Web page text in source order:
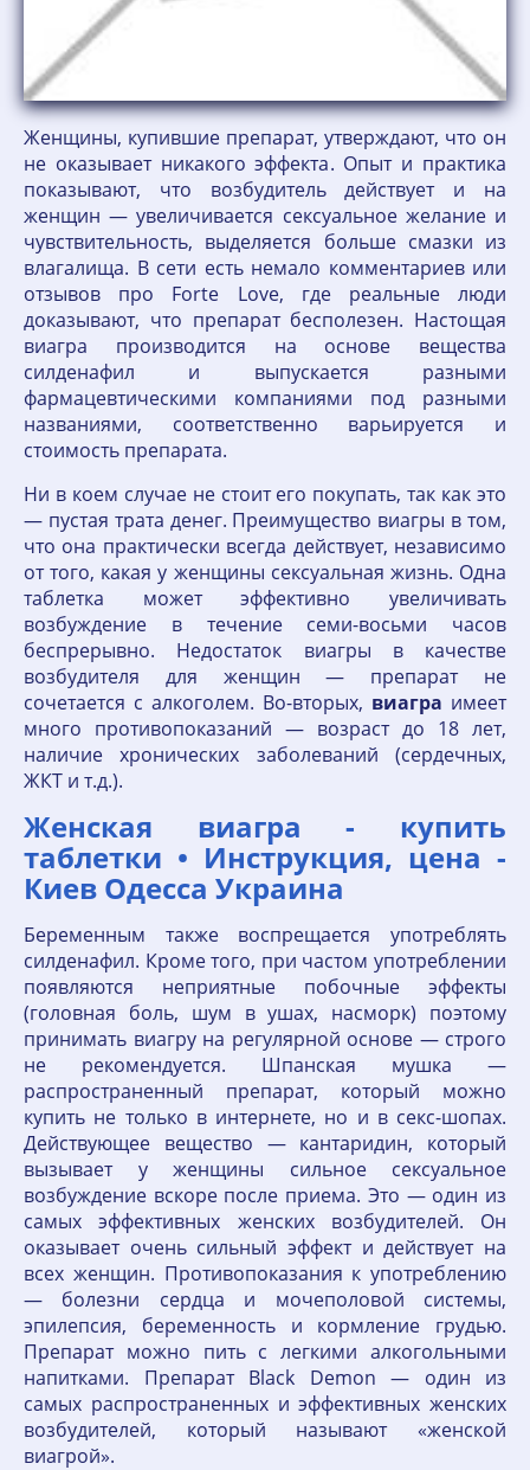
Женщины, купившие препарат, утверждают, что он
не оказывает никакого эффекта. Опыт и практика
показывают, что возбудитель действует и на
женщин — увеличивается сексуальное желание и
чувствительность, выделяется больше смазки из
влагалища. В сети есть немало комментариев или
отзывов про Forte Love, где реальные люди
доказывают, что препарат бесполезен. Настощая
виагра производится на основе вещества
силденафил и выпускается разными
фармацевтическими компаниями под разными
названиями, соответственно варьируется и
стоимость препарата.
Ни в коем случае не стоит его покупать, так как это
— пустая трата денег. Преимущество виагры в том,
что она практически всегда действует, независимо
от того, какая у женщины сексуальная жизнь. Одна
таблетка может эффективно увеличивать
возбуждение в течение семи-восьми часов
беспрерывно. Недостаток виагры в качестве
возбудителя для женщин — препарат не
сочетается с алкоголем. Во-вторых, виагра имеет
много противопоказаний — возраст до 18 лет,
наличие хронических заболеваний (сердечных,
ЖКТ и т.д.).
Женская виагра - купить
таблетки • Инструкция, цена -
Киев Одесса Украина
Беременным также воспрещается употреблять
силденафил. Кроме того, при частом употреблении
появляются неприятные побочные эффекты
(головная боль, шум в ушах, насморк) поэтому
принимать виагру на регулярной основе — строго
не рекомендуется. Шпанская мушка —
распространенный препарат, который можно
купить не только в интернете, но и в секс-шопах.
Действующее вещество — кантаридин, который
вызывает у женщины сильное сексуальное
возбуждение вскоре после приема. Это — один из
самых эффективных женских возбудителей. Он
оказывает очень сильный эффект и действует на
всех женщин. Противопоказания к употреблению
— болезни сердца и мочеполовой системы,
эпилепсия, беременность и кормление грудью.
Препарат можно пить с легкими алкогольными
напитками. Препарат Black Demon — один из
самых распространенных и эффективных женских
возбудителей, который называют «женской
виагрой».